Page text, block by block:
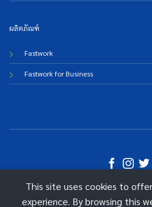
ผลิตภัณฑ์
Fastwork
Fastwork for Business
©
2026 Fastwork
This site uses cookies to
experience. By browsing this